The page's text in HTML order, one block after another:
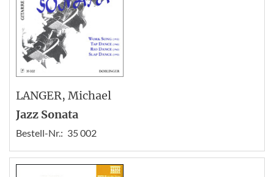
LANGER, Michael
Jazz Sonata
Bestell-Nr.: 35 002